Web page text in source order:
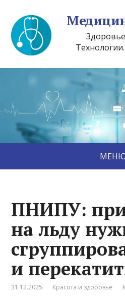
ПНИПУ:
на льду
и
31.12.2025 Красота и здоровье